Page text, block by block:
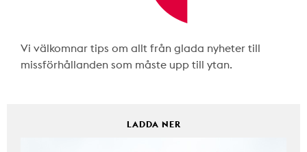
Vi välkomnar tips om allt från glada nyheter till
missförhållanden som måste upp till ytan.
LADDA NER